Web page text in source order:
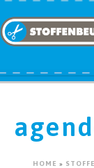
HOME »